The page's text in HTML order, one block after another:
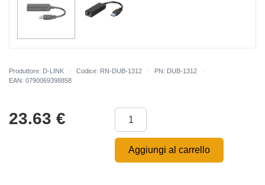
Produttore: D-LINK Codice: RN-DUB-1312
PN: DUB-1312
EAN: 0790069398858
23.63 €
Aggiungi al carrello